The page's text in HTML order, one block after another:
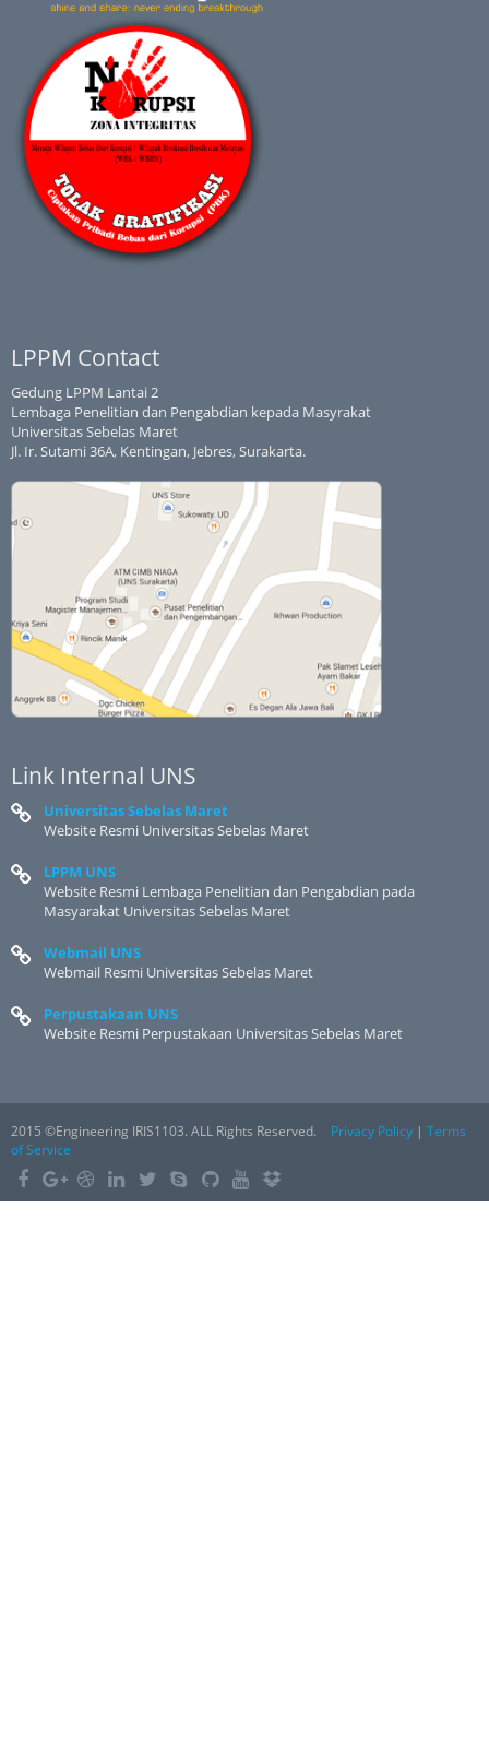
LPPM Contact
Gedung LPPM Lantai 2
Lembaga Penelitian dan Pengabdian kepada Masyrakat
Universitas Sebelas Maret
Jl. Ir. Sutami 36A, Kentingan, Jebres, Surakarta.
Link Internal UNS
Universitas Sebelas Maret
Website Resmi Universitas Sebelas Maret
LPPM UNS
Website Resmi Lembaga Penelitian dan Pengabdian pada
Masyarakat Universitas Sebelas Maret
Webmail UNS
Webmail Resmi Universitas Sebelas Maret
Perpustakaan UNS
Website Resmi Perpustakaan Universitas Sebelas Maret
2015 ©Engineering IRIS1103. ALL Rights Reserved. Privacy Policy | Terms
of Service